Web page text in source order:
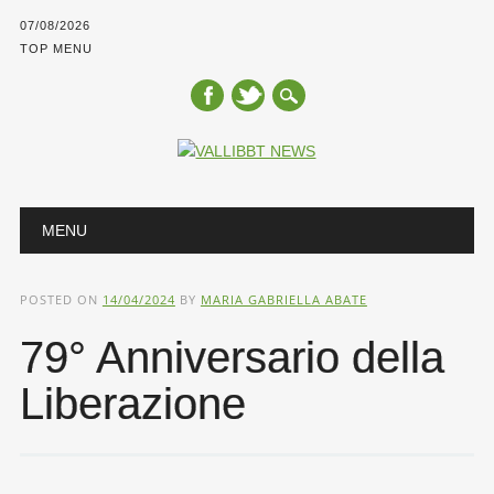
07/08/2026
TOP MENU
Main menu
MENU
POSTED ON 14/04/2024 BY MARIA GABRIELLA ABATE
79° Anniversario della
Liberazione